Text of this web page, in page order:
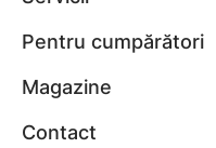
Pentru cumpărători
Magazine
Contact